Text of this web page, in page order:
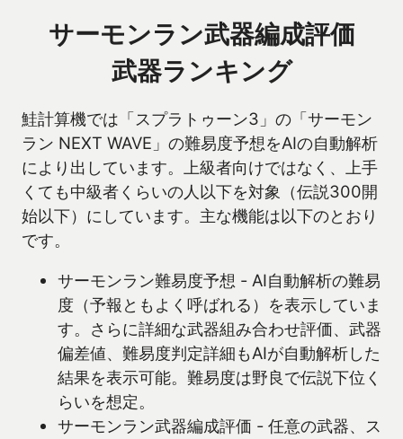
サーモンラン武器編成評価
武器ランキング
鮭計算機では「スプラトゥーン3」の「サーモン
ラン NEXT WAVE」の難易度予想をAIの自動解析
により出しています。上級者向けではなく、上手
くても中級者くらいの人以下を対象（伝説300開
始以下）にしています。主な機能は以下のとおり
です。
サーモンラン難易度予想 - AI自動解析の難易
度（予報ともよく呼ばれる）を表示していま
す。さらに詳細な武器組み合わせ評価、武器
偏差値、難易度判定詳細もAIが自動解析した
結果を表示可能。難易度は野良で伝説下位く
らいを想定。
サーモンラン武器編成評価 - 任意の武器、ス